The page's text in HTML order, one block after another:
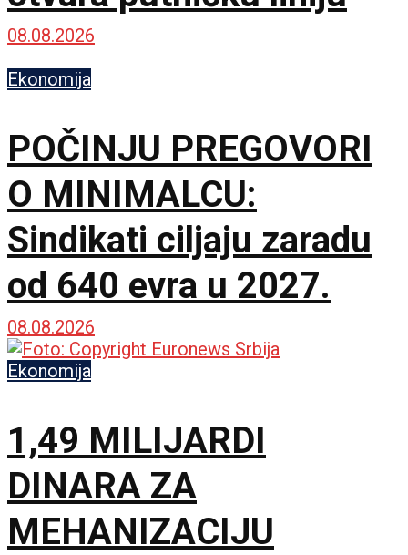
08.08.2026
Ekonomija
POČINJU PREGOVORI
O MINIMALCU:
Sindikati ciljaju zaradu
od 640 evra u 2027.
08.08.2026
Ekonomija
1,49 MILIJARDI
DINARA ZA
MEHANIZACIJU